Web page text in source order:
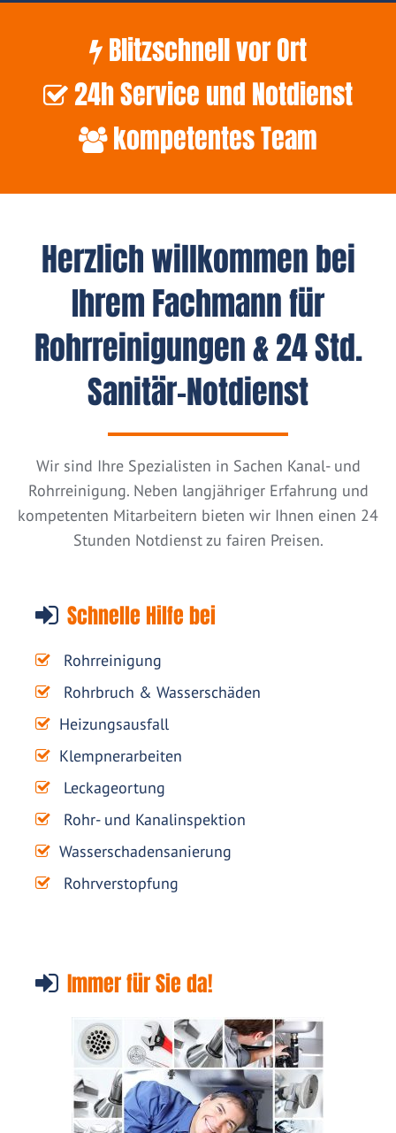
Blitzschnell vor Ort
24h Service und Notdienst
kompetentes Team
Herzlich willkommen bei
Ihrem Fachmann für
Rohrreinigungen & 24 Std.
Sanitär-Notdienst
Wir sind Ihre Spezialisten in Sachen Kanal- und
Rohrreinigung. Neben langjähriger Erfahrung und
kompetenten Mitarbeitern bieten wir Ihnen einen 24
Stunden Notdienst zu fairen Preisen.
Schnelle Hilfe bei
Rohrreinigung
Rohrbruch & Wasserschäden
Heizungsausfall
Klempnerarbeiten
Leckageortung
Rohr- und Kanalinspektion
Wasserschadensanierung
Rohrverstopfung
Immer für Sie da!